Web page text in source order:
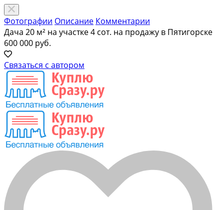
Фотографии Описание Комментарии
Дача 20 м² на участке 4 сот. на продажу в Пятигорске
600 000 руб.
Связаться с автором